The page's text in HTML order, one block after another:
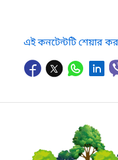
এই কনটেন্টটি শেয়ার